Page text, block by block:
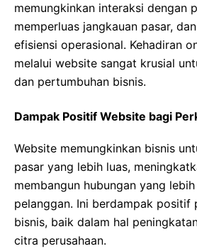
memungkinkan interaksi dengan
memperluas jangkauan pasar,
efisiensi operasional. Kehadiran
melalui website sangat krusial
dan pertumbuhan bisnis.
Dampak Positif Website bagi
Website memungkinkan bisnis
pasar yang lebih luas,
membangun hubungan yang
pelanggan. Ini berdampak positif
bisnis, baik dalam hal
citra perusahaan.